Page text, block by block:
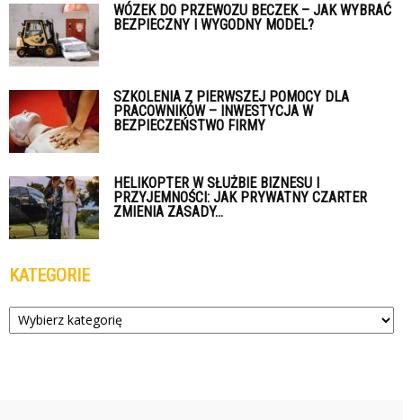
WÓZEK DO PRZEWOZU BECZEK – JAK WYBRAĆ
BEZPIECZNY I WYGODNY MODEL?
SZKOLENIA Z PIERWSZEJ POMOCY DLA
PRACOWNIKÓW – INWESTYCJA W
BEZPIECZEŃSTWO FIRMY
HELIKOPTER W SŁUŻBIE BIZNESU I
PRZYJEMNOŚCI: JAK PRYWATNY CZARTER
ZMIENIA ZASADY...
KATEGORIE
Kategorie